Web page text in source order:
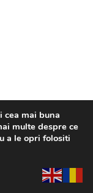
cea mai buna
multe despre ce
a le opri folositi